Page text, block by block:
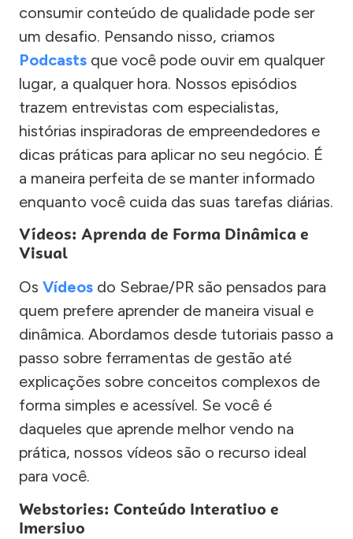
consumir conteúdo de qualidade pode ser
um desafio. Pensando nisso, criamos
Podcasts que você pode ouvir em qualquer
lugar, a qualquer hora. Nossos episódios
trazem entrevistas com especialistas,
histórias inspiradoras de empreendedores e
dicas práticas para aplicar no seu negócio. É
a maneira perfeita de se manter informado
enquanto você cuida das suas tarefas diárias.
Vídeos: Aprenda de Forma Dinâmica e
Visual
Os Vídeos do Sebrae/PR são pensados para
quem prefere aprender de maneira visual e
dinâmica. Abordamos desde tutoriais passo a
passo sobre ferramentas de gestão até
explicações sobre conceitos complexos de
forma simples e acessível. Se você é
daqueles que aprende melhor vendo na
prática, nossos vídeos são o recurso ideal
para você.
Webstories: Conteúdo Interativo e
Imersivo